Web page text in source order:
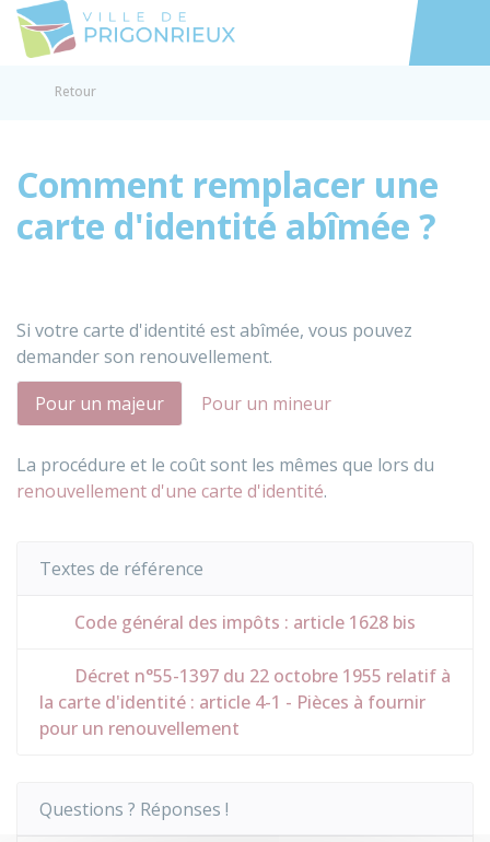
Accéder
Retour
Comment remplacer une
carte d'identité abîmée ?
Si votre carte d'identité est abîmée, vous pouvez
demander son renouvellement.
Pour un majeur
Pour un mineur
La procédure et le coût sont les mêmes que lors du
renouvellement d'une carte d'identité.
Textes de référence
Code général des impôts : article 1628 bis
Décret n°55-1397 du 22 octobre 1955 relatif à
la carte d'identité : article 4-1 - Pièces à fournir
pour un renouvellement
Questions ? Réponses !